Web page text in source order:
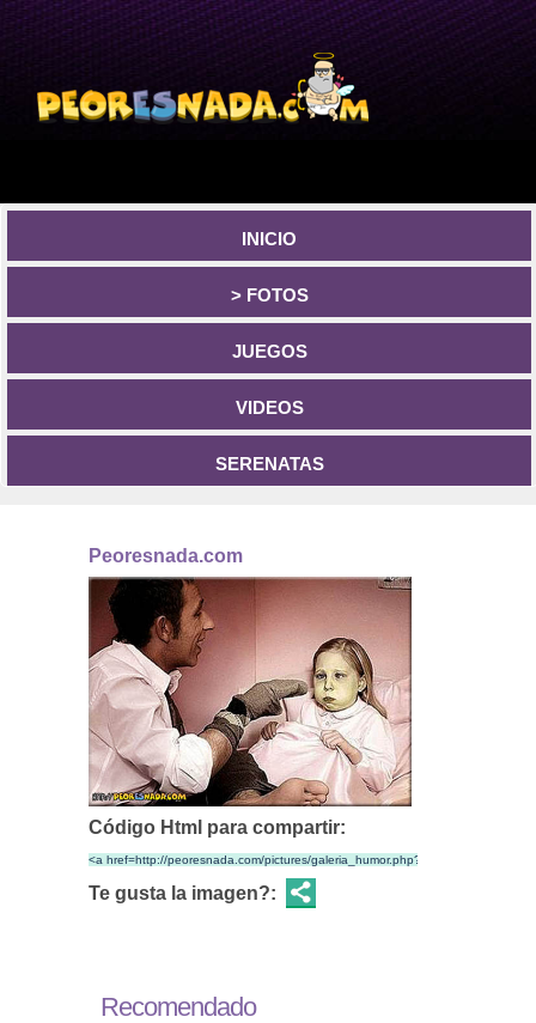
INICIO
> FOTOS
JUEGOS
VIDEOS
SERENATAS
Peoresnada.com
Código Html para compartir:
Te gusta la imagen?:
Recomendado